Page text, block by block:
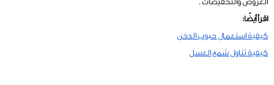
اقرأ أيضًا:
كيفية استعمال حبوب الدخن
كيفية تناول شمع العسل